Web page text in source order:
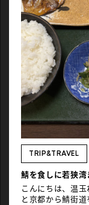
TRIP&TRAVEL
鯖を食しに若狭
こんにちは、温
と京都から鯖街